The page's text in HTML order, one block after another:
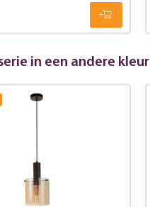
in een andere kleur